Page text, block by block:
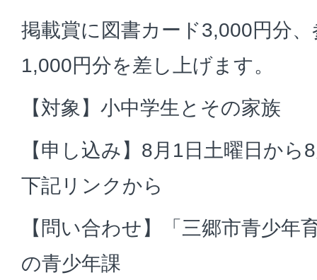
掲載賞に図書カード3,000円分
1,000円分を差し上げます。
【対象】小中学生とその家族
【申し込み】8月1日土曜日か
下記リンクから
【問い合わせ】「三郷市青少年
の青少年課